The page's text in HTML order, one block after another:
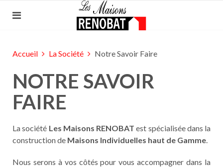
Accueil La Société Notre Savoir Faire
NOTRE SAVOIR
FAIRE
La société Les Maisons RENOBAT est spécialisée dans la
construction de Maisons Individuelles haut de Gamme.
Nous serons à vos côtés pour vous accompagner dans la